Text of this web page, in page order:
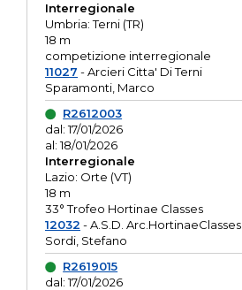
Interregionale
Umbria: Terni (TR)
18 m
competizione interregionale
11027 - Arcieri Citta' Di Terni
Sparamonti, Marco
R2612003
dal: 17/01/2026
al: 18/01/2026
Interregionale
Lazio: Orte (VT)
18 m
33° Trofeo Hortinae Classes
12032 - A.S.D. Arc.HortinaeClasses
Sordi, Stefano
R2619015
dal: 17/01/2026